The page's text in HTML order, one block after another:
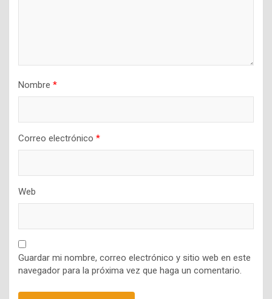
Nombre *
Correo electrónico *
Web
Guardar mi nombre, correo electrónico y sitio web en este
navegador para la próxima vez que haga un comentario.